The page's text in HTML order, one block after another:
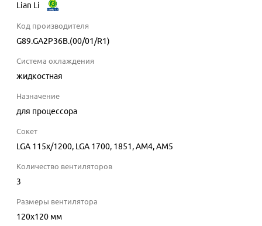
Lian Li
Код производителя
G89.GA2P36B.(00/01/R1)
Система охлаждения
жидкостная
Назначение
для процессора
Сокет
LGA 115x/1200, LGA 1700, 1851, AM4, AM5
Количество вентиляторов
3
Размеры вентилятора
120x120 мм